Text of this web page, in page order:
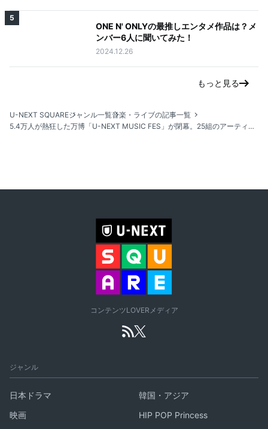
5
ONE N' ONLYの最推しエンタメ作品は？メ
ンバー6人に聞いてみた！
2024.12.26
もっと見る
U-NEXT SQUAREジャンル一覧音楽・ライブの記事一覧
5.4万人が熱狂した万博「U-NEXT MUSIC FES」が閉幕。25組のアーティストが場外まで轟く圧巻のパフォーマンスを6日間に渡り披露！U-NEXTで後日ライブ配信決定
コンテンツLOVERメディア
ジャンル
日本ドラマ
韓国・アジア
映画
HIP POP Princess